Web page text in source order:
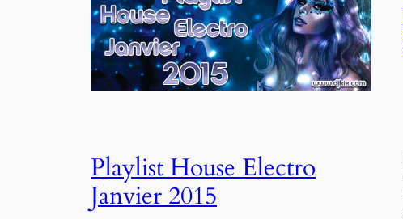
Playlist House Electro
Janvier 2015